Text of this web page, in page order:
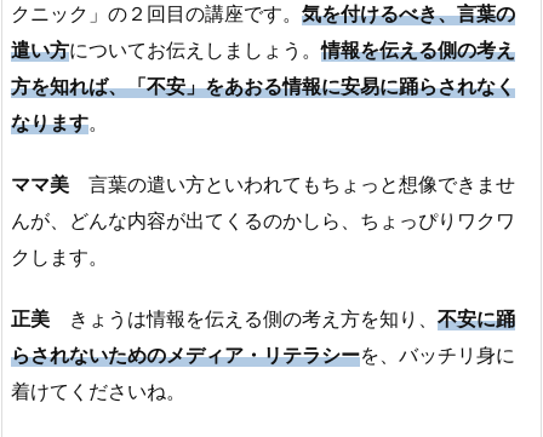
クニック」の２回目の講座です。 気を付けるべき、言葉の
遣い方についてお伝えしましょう。情報を伝える側の考え
方を知れば、「不安」をあおる情報に安易に踊らされなく
なります。
ママ美 言葉の遣い方といわれてもちょっと想像できませ
んが、どんな内容が出てくるのかしら、ちょっぴりワクワ
クします。
正美 きょうは情報を伝える側の考え方を知り、 不安に踊
らされないためのメディア・リテラシーを、バッチリ身に
着けてくださいね。